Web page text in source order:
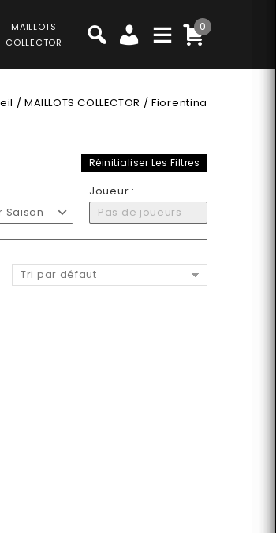
MAILLOTS
COLLECTOR
0
/MAILLOTS COLLECTOR / Fiorentina
Réinitialiser Les Filtres
Saison
Joueur :
Pas de joueurs
Tri par défaut